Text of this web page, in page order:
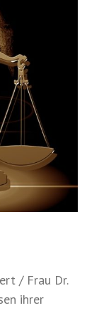
/ Frau Dr.
ihrer